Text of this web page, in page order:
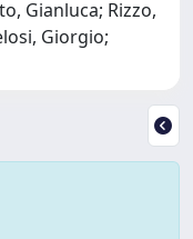
Gianluca; Rizzo,
Giorgio;